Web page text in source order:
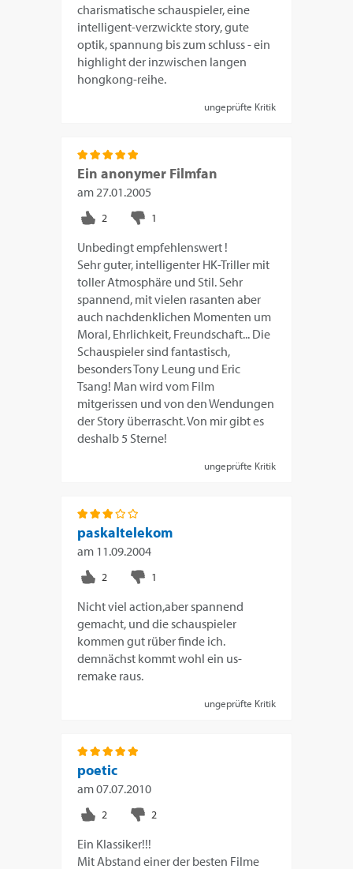
charismatische schauspieler, eine
intelligent-verzwickte story, gute
optik, spannung bis zum schluss - ein
highlight der inzwischen langen
hongkong-reihe.
ungeprüfte Kritik
Ein anonymer Filmfan
am 27.01.2005
Unbedingt empfehlenswert !
Sehr guter, intelligenter HK-Triller mit
toller Atmosphäre und Stil. Sehr
spannend, mit vielen rasanten aber
auch nachdenklichen Momenten um
Moral, Ehrlichkeit, Freundschaft... Die
Schauspieler sind fantastisch,
besonders Tony Leung und Eric
Tsang! Man wird vom Film
mitgerissen und von den Wendungen
der Story überrascht. Von mir gibt es
deshalb 5 Sterne!
ungeprüfte Kritik
paskaltelekom
am 11.09.2004
Nicht viel action,aber spannend
gemacht, und die schauspieler
kommen gut rüber finde ich.
demnächst kommt wohl ein us-
remake raus.
ungeprüfte Kritik
poetic
am07.07.2010
Ein Klassiker!!!
Mit Abstand einer der besten Filme